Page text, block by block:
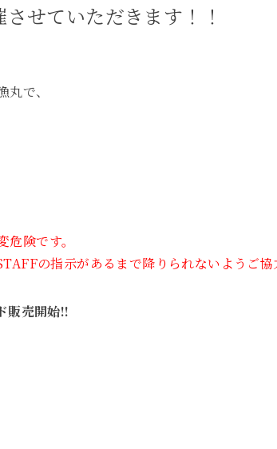
せていただきます！！
で、
険です。
の指示があるまで降りられないようご協
販売開始!!